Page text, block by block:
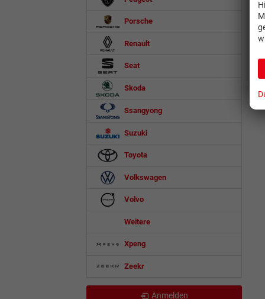
Porsche
Renault
Seat
Skoda
Ssangyong
Suzuki
Toyota
Volkswagen
Volvo
Weitere
Xpeng
Zeekr
Anmelden